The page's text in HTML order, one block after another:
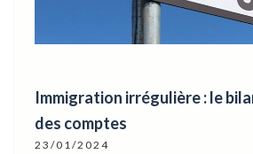
Immigration irrégulière : le
des comptes
23/01/2024